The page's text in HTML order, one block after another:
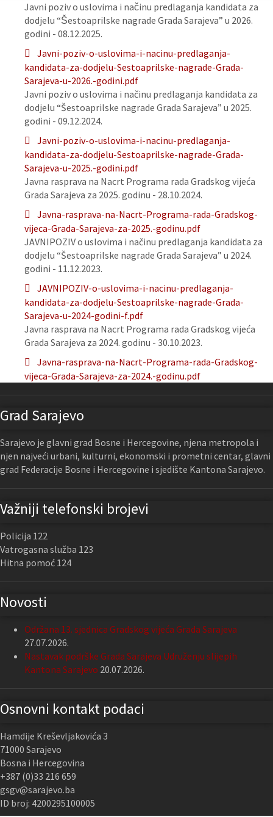
Javni poziv o uslovima i načinu predlaganja kandidata za
dodjelu “Šestoaprilske nagrade Grada Sarajeva” u 2026.
godini - 08.12.2025.
Javni-poziv-o-uslovima-i-nacinu-predlaganja-
kandidata-za-dodjelu-Sestoaprilske-nagrade-Grada-
Sarajeva-u-2026.-godini.pdf
Javni poziv o uslovima i načinu predlaganja kandidata za
dodjelu “Šestoaprilske nagrade Grada Sarajeva” u 2025.
godini - 09.12.2024.
Javni-poziv-o-uslovima-i-nacinu-predlaganja-
kandidata-za-dodjelu-Sestoaprilske-nagrade-Grada-
Sarajeva-u-2025.-godini.pdf
Javna rasprava na Nacrt Programa rada Gradskog vijeća
Grada Sarajeva za 2025. godinu - 28.10.2024.
Javna-rasprava-na-Nacrt-Programa-rada-Gradskog-
vijeca-Grada-Sarajeva-za-2025.-godinu.pdf
JAVNIPOZIV o uslovima i načinu predlaganja kandidata za
dodjelu “Šestoaprilske nagrade Grada Sarajeva” u 2024.
godini - 11.12.2023.
JAVNIPOZIV-o-uslovima-i-nacinu-predlaganja-
kandidata-za-dodjelu-Sestoaprilske-nagrade-Grada-
Sarajeva-u-2024-godini-f.pdf
Javna rasprava na Nacrt Programa rada Gradskog vijeća
Grada Sarajeva za 2024. godinu - 30.10.2023.
Javna-rasprava-na-Nacrt-Programa-rada-Gradskog-
vijeca-Grada-Sarajeva-za-2024.-godinu.pdf
Grad Sarajevo
Sarajevo je glavni grad Bosne i Hercegovine, njena metropola i
njen najveći urbani, kulturni, ekonomski i prometni centar, glavni
grad Federacije Bosne i Hercegovine i sjedište Kantona Sarajevo.
Važniji telefonski brojevi
Policija 122
Vatrogasna služba 123
Hitna pomoć 124
Novosti
Održana 13. sjednica Gradskog vijeća Grada Sarajeva
27.07.2026.
Nastavak podrške Grada Sarajeva Udruženju slijepih
Kantona Sarajevo 20.07.2026.
Osnovni kontakt podaci
Hamdije Kreševljakovića 3
71000 Sarajevo
Bosna i Hercegovina
+387 (0)33 216 659
gsgv@sarajevo.ba
ID broj: 4200295100005